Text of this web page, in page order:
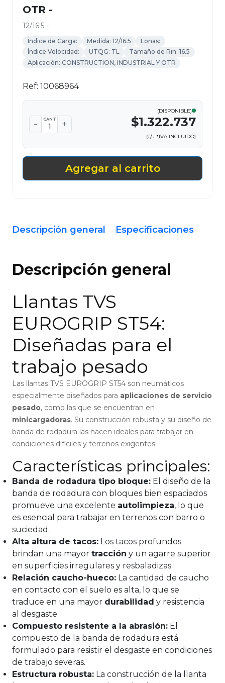
OTR -
12/16.5 -
Índice de Carga: Medida: 12/16.5
Lonas:
Índice Velocidad:
UTQG: TL
Tamaño de Rin: 16.5
Aplicación: CONSTRUCTION, INDUSTRIAL Y OTR
Ref: 10068964
- CANT +
(DISPONIBLE)
$1.322.737
(c/u *IVA INCLUIDO)
Agregar al carrito
Descripción general Especificaciones
Descripción general
Llantas TVS
EUROGRIP ST54:
Diseñadas para el
trabajo pesado
Las llantas TVS EUROGRIP ST54 son neumáticos
especialmente diseñados para aplicaciones de servicio
pesado, como las que se encuentran en
minicargadoras. Su construcción robusta y su diseño de
banda de rodadura las hacen ideales para trabajar en
condiciones difíciles y terrenos exigentes.
Características principales:
Banda de rodadura tipo bloque: El diseño de la
banda de rodadura con bloques bien espaciados
promueve una excelente autolimpieza, lo que
es esencial para trabajar en terrenos con barro o
suciedad.
Alta altura de tacos: Los tacos profundos
brindan una mayor tracción y un agarre superior
en superficies irregulares y resbaladizas.
Relación caucho-hueco: La cantidad de caucho
en contacto con el suelo es alta, lo que se
traduce en una mayor durabilidad y resistencia
al desgaste.
Compuesto resistente a la abrasión: El
compuesto de la banda de rodadura está
formulado para resistir el desgaste en condiciones
de trabajo severas.
Estructura robusta: La construcción de la llanta